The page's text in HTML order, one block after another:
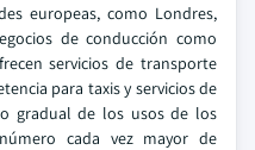
europeas, como Londres,
de conducción como
servicios de transporte
para taxis y servicios de
gradual de los usos de los
cada vez mayor de